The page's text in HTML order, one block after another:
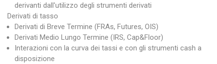
derivanti dall'utilizzo degli strumenti derivati
Derivati di tasso
Derivati di Breve Termine (FRAs, Futures, OIS)
Derivati Medio Lungo Termine (IRS, Cap&Floor)
Interazioni con la curva dei tassi e con gli strumenti cash a
disposizione